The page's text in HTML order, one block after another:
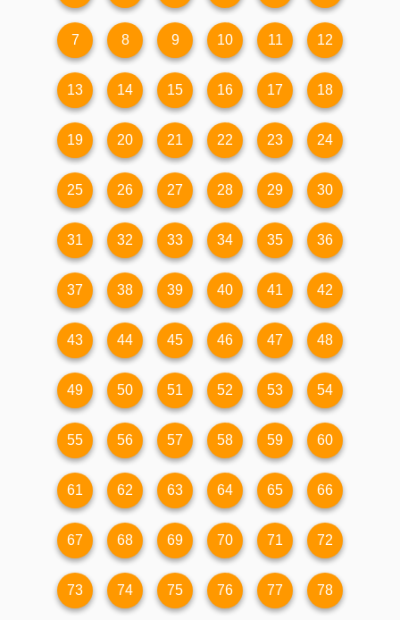
7 8 9 10 11 12
13 14 15 16 17 18
19 20 21 22 23 24
25 26 27 28 29 30
31 32 33 34 35 36
37 38 39 40 41 42
43 44 45 46 47 48
49 50 51 52 53 54
55 56 57 58 59 60
61 62 63 64 65 66
67 68 69 70 71 72
73 74 75 76 77 78